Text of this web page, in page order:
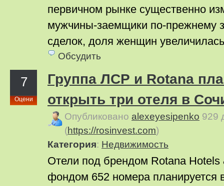
первичном рынке существенно
мужчины-заемщики по-прежнему
сделок, доля женщин
Обсудить
7
Оцени
Группа ЛСР и Rotana
открыть три отеля в
Опубликовано alexeyesipenko 929
(https://rosinvest.com)
Категория: Недвижимость
Отели под брендом Rotana
фондом 652 номера планируется